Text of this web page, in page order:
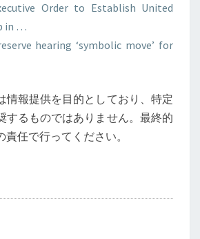
Order to Establish United
in …
hearing ‘symbolic move’ for
情報提供を目的としており、特定
するものではありません。最終的
任で行ってください。